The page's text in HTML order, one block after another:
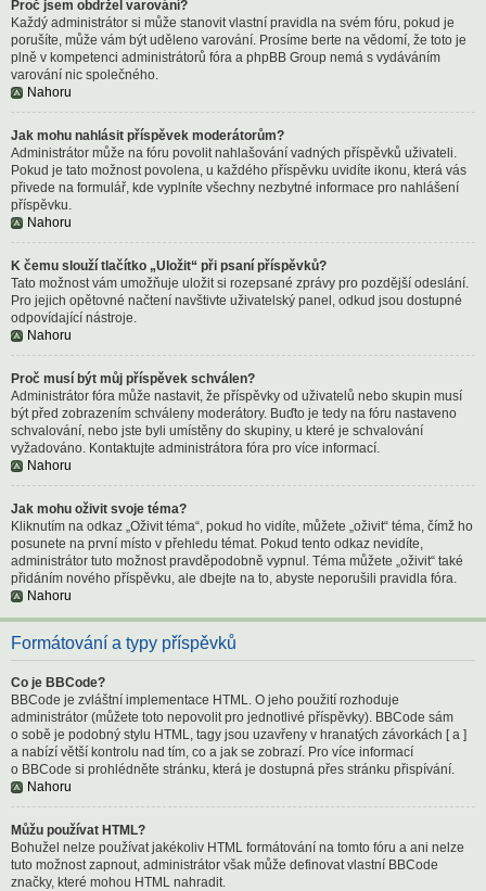
Proč jsem obdržel varování?
Každý administrátor si může stanovit vlastní pravidla na svém fóru, pokud je
porušíte, může vám být uděleno varování. Prosíme berte na vědomí, že toto je
plně v kompetenci administrátorů fóra a phpBB Group nemá s vydáváním
varování nic společného.
Nahoru
Jak mohu nahlásit příspěvek moderátorům?
Administrátor může na fóru povolit nahlašování vadných příspěvků uživateli.
Pokud je tato možnost povolena, u každého příspěvku uvidíte ikonu, která vás
přivede na formulář, kde vyplníte všechny nezbytné informace pro nahlášení
příspěvku.
Nahoru
K čemu slouží tlačítko „Uložit“ při psaní příspěvků?
Tato možnost vám umožňuje uložit si rozepsané zprávy pro pozdější odeslání.
Pro jejich opětovné načtení navštivte uživatelský panel, odkud jsou dostupné
odpovídající nástroje.
Nahoru
Proč musí být můj příspěvek schválen?
Administrátor fóra může nastavit, že příspěvky od uživatelů nebo skupin musí
být před zobrazením schváleny moderátory. Buďto je tedy na fóru nastaveno
schvalování, nebo jste byli umístěny do skupiny, u které je schvalování
vyžadováno. Kontaktujte administrátora fóra pro více informací.
Nahoru
Jak mohu oživit svoje téma?
Kliknutím na odkaz „Oživit téma“, pokud ho vidíte, můžete „oživit“ téma, čímž ho
posunete na první místo v přehledu témat. Pokud tento odkaz nevidíte,
administrátor tuto možnost pravděpodobně vypnul. Téma můžete „oživit“ také
přidáním nového příspěvku, ale dbejte na to, abyste neporušili pravidla fóra.
Nahoru
Formátování a typy příspěvků
Co je BBCode?
BBCode je zvláštní implementace HTML. O jeho použití rozhoduje
administrátor (můžete toto nepovolit pro jednotlivé příspěvky). BBCode sám
o sobě je podobný stylu HTML, tagy jsou uzavřeny v hranatých závorkách [ a ]
a nabízí větší kontrolu nad tím, co a jak se zobrazí. Pro více informací
o BBCode si prohlédněte stránku, která je dostupná přes stránku přispívání.
Nahoru
Můžu používat HTML?
Bohužel nelze používat jakékoliv HTML formátování na tomto fóru a ani nelze
tuto možnost zapnout, administrátor však může definovat vlastní BBCode
značky, které mohou HTML nahradit.